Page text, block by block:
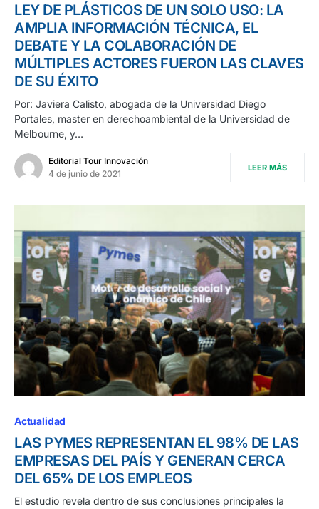
LEY DE PLÁSTICOS DE UN SOLO USO: LA
AMPLIA INFORMACIÓN TÉCNICA, EL
DEBATE Y LA COLABORACIÓN DE
MÚLTIPLES ACTORES FUERON LAS CLAVES
DE SU ÉXITO
Por: Javiera Calisto, abogada de la Universidad Diego
Portales, master en derechoambiental de la Universidad de
Melbourne, y…
Editorial Tour Innovación
4 de junio de 2021
LEER MÁS
Actualidad
LAS PYMES REPRESENTAN EL 98% DE LAS
EMPRESAS DEL PAÍS Y GENERAN CERCA
DEL 65% DE LOS EMPLEOS
El estudio revela dentro de sus conclusiones principales la